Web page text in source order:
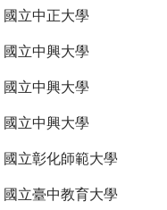
國立中正大學
國立中興大學
國立中興大學
國立中興大學
國立彰化師範大學
國立臺中教育大學